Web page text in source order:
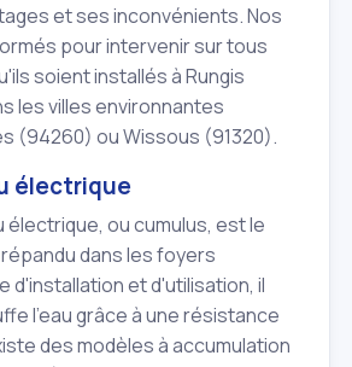
et ses inconvénients. Nos
pour intervenir sur tous
soient installés à Rungis
les villes environnantes
(94260) ou Wissous (91320).
électrique
électrique, ou cumulus, est le
dans les foyers
d'installation et d'utilisation, il
l'eau grâce à une résistance
des modèles à accumulation